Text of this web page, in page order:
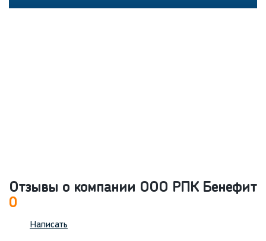
Отзывы о компании ООО РПК Бенефит
0
Написать